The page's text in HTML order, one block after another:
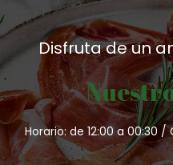
Disfruta de un
Horario: de 12:00 a 00:30